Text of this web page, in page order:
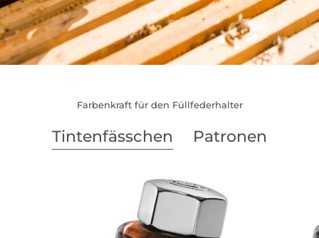
Farbenkraft für den Füllfederhalter
Tintenfässchen Patronen